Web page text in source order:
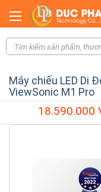
Máy chiếu LED Di
ViewSonic M1 Pro
18.590.000